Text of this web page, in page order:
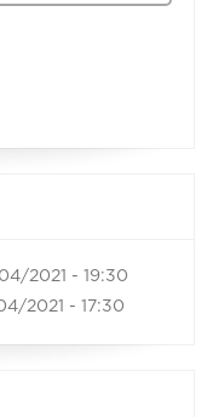
2021 - 19:30
2021 - 17:30